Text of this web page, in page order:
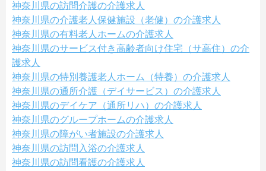
神奈川県の訪問介護の介護求人
神奈川県の介護老人保健施設（老健）の介護求人
神奈川県の有料老人ホームの介護求人
神奈川県のサービス付き高齢者向け住宅（サ高住）の介
護求人
神奈川県の特別養護老人ホーム（特養）の介護求人
神奈川県の通所介護（デイサービス）の介護求人
神奈川県のデイケア（通所リハ）の介護求人
神奈川県のグループホームの介護求人
神奈川県の障がい者施設の介護求人
神奈川県の訪問入浴の介護求人
神奈川県の訪問看護の介護求人